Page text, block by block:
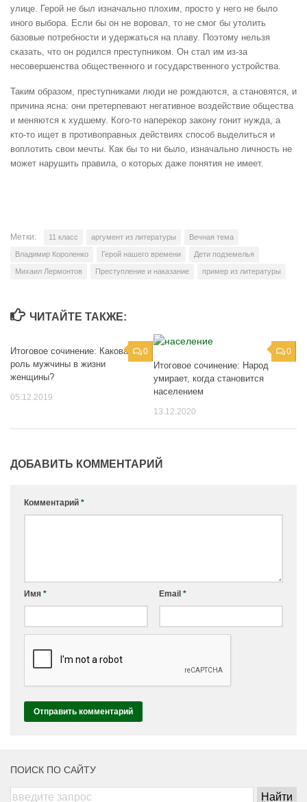
улице. Герой не был изначально плохим, просто у него не было
иного выбора. Если бы он не воровал, то не смог бы утолить
базовые потребности и удержаться на плаву. Поэтому нельзя
сказать, что он родился преступником. Он стал им из-за
несовершенства общественного и государственного устройства.
Таким образом, преступниками люди не рождаются, а становятся, и
причина ясна: они претерпевают негативное воздействие общества
и меняются к худшему. Кого-то наперекор закону гонит нужда, а
кто-то ищет в противоправных действиях способ выделиться и
воплотить свои мечты. Как бы то ни было, изначально личность не
может нарушить правила, о которых даже понятия не имеет.
Метки: 11 класс аргумент из литературы Вечная тема
Владимир Короленко Герой нашего времени Дети подземелья
Михаил Лермонтов Преступление и наказание пример из литературы
ЧИТАЙТЕ ТАКЖЕ:
0
Итоговое сочинение: Какова
роль мужчины в жизни
женщины?
05.12.2019
0
Итоговое сочинение: Народ
умирает, когда становится
населением
13.12.2020
ДОБАВИТЬ КОММЕНТАРИЙ
Комментарий *
Имя * Email *
ПОИСК ПО САЙТУ